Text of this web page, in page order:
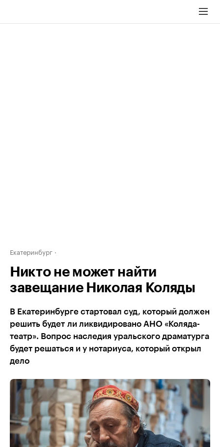
Екатеринбург
Никто не может найти
завещание Николая Коляды
В Екатеринбурге стартовал суд, который должен
решить будет ли ликвидировано АНО «Коляда-
театр». Вопрос наследия уральского драматурга
будет решаться и у нотариуса, который открыл
дело